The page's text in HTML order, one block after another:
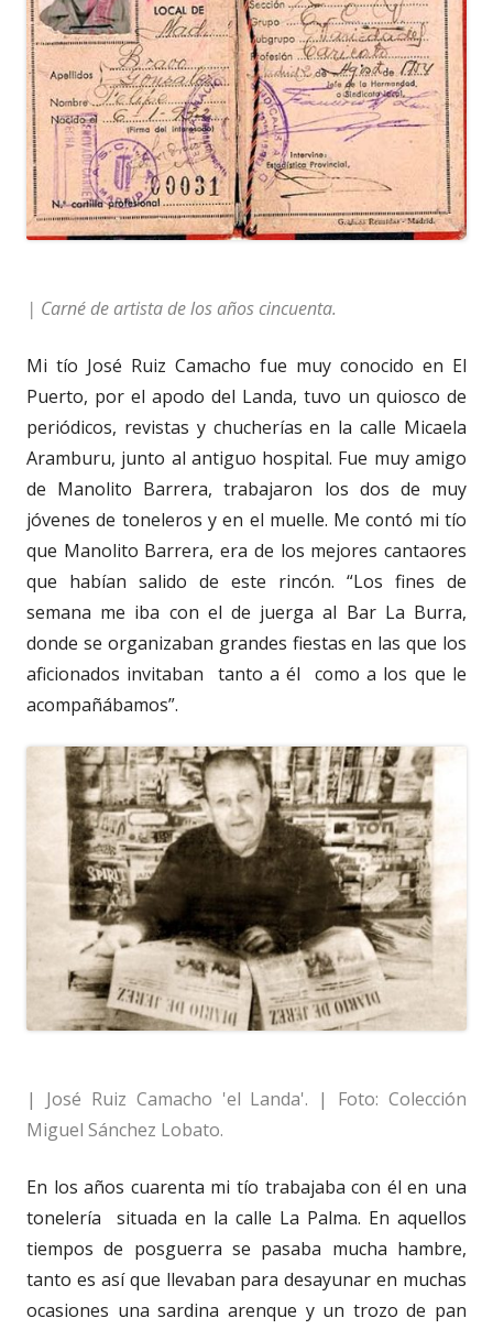
| Carné de artista de los años cincuenta.
Mi tío José Ruiz Camacho fue muy conocido en El
Puerto, por el apodo del Landa, tuvo un quiosco de
periódicos, revistas y chucherías en la calle Micaela
Aramburu, junto al antiguo hospital. Fue muy amigo
de Manolito Barrera, trabajaron los dos de muy
jóvenes de toneleros y en el muelle. Me contó mi tío
que Manolito Barrera, era de los mejores cantaores
que habían salido de este rincón. “Los fines de
semana me iba con el de juerga al Bar La Burra,
donde se organizaban grandes fiestas en las que los
aficionados invitaban tanto a él como a los que le
acompañábamos”.
| José Ruiz Camacho 'el Landa'. | Foto: Colección
Miguel Sánchez Lobato.
En los años cuarenta mi tío trabajaba con él en una
tonelería situada en la calle La Palma. En aquellos
tiempos de posguerra se pasaba mucha hambre,
tanto es así que llevaban para desayunar en muchas
ocasiones una sardina arenque y un trozo de pan